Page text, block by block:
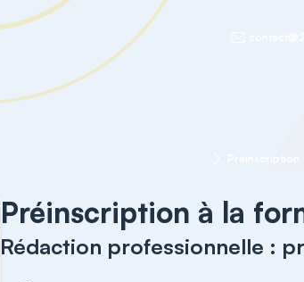
Préinscription à la
Rédaction professionnelle :